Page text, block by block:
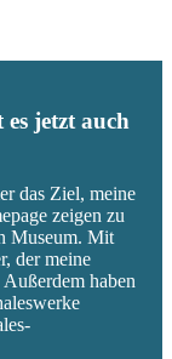
jetzt auch
das Ziel, meine
zeigen zu
Museum. Mit
der meine
haben